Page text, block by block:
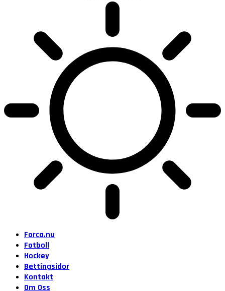
Forca.nu
Fotboll
Hockey
Bettingsidor
Kontakt
Om Oss